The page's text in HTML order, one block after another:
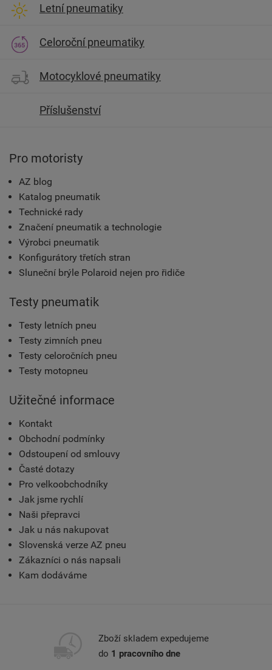
Letní pneumatiky
Celoroční pneumatiky
Motocyklové pneumatiky
Příslušenství
Pro motoristy
AZ blog
Katalog pneumatik
Technické rady
Značení pneumatik a technologie
Výrobci pneumatik
Konfigurátory třetích stran
Sluneční brýle Polaroid nejen pro řidiče
Testy pneumatik
Testy letních pneu
Testy zimních pneu
Testy celoročních pneu
Testy motopneu
Užitečné informace
Kontakt
Obchodní podmínky
Odstoupení od smlouvy
Časté dotazy
Pro velkoobchodníky
Jak jsme rychlí
Naši přepravci
Jak u nás nakupovat
Slovenská verze AZ pneu
Zákazníci o nás napsali
Kam dodáváme
Zboží skladem expedujeme
do 1 pracovního dne